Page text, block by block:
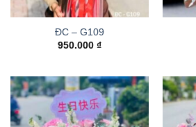
ĐC – G109
950.000 ₫